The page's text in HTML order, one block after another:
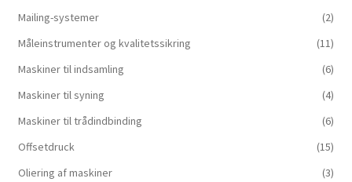
Mailing-systemer
(2)
Måleinstrumenter og kvalitetssikring
(11)
Maskiner til indsamling
(6)
Maskiner til syning
(4)
Maskiner til trådindbinding
(6)
Offsetdruck
(15)
Oliering af maskiner
(3)